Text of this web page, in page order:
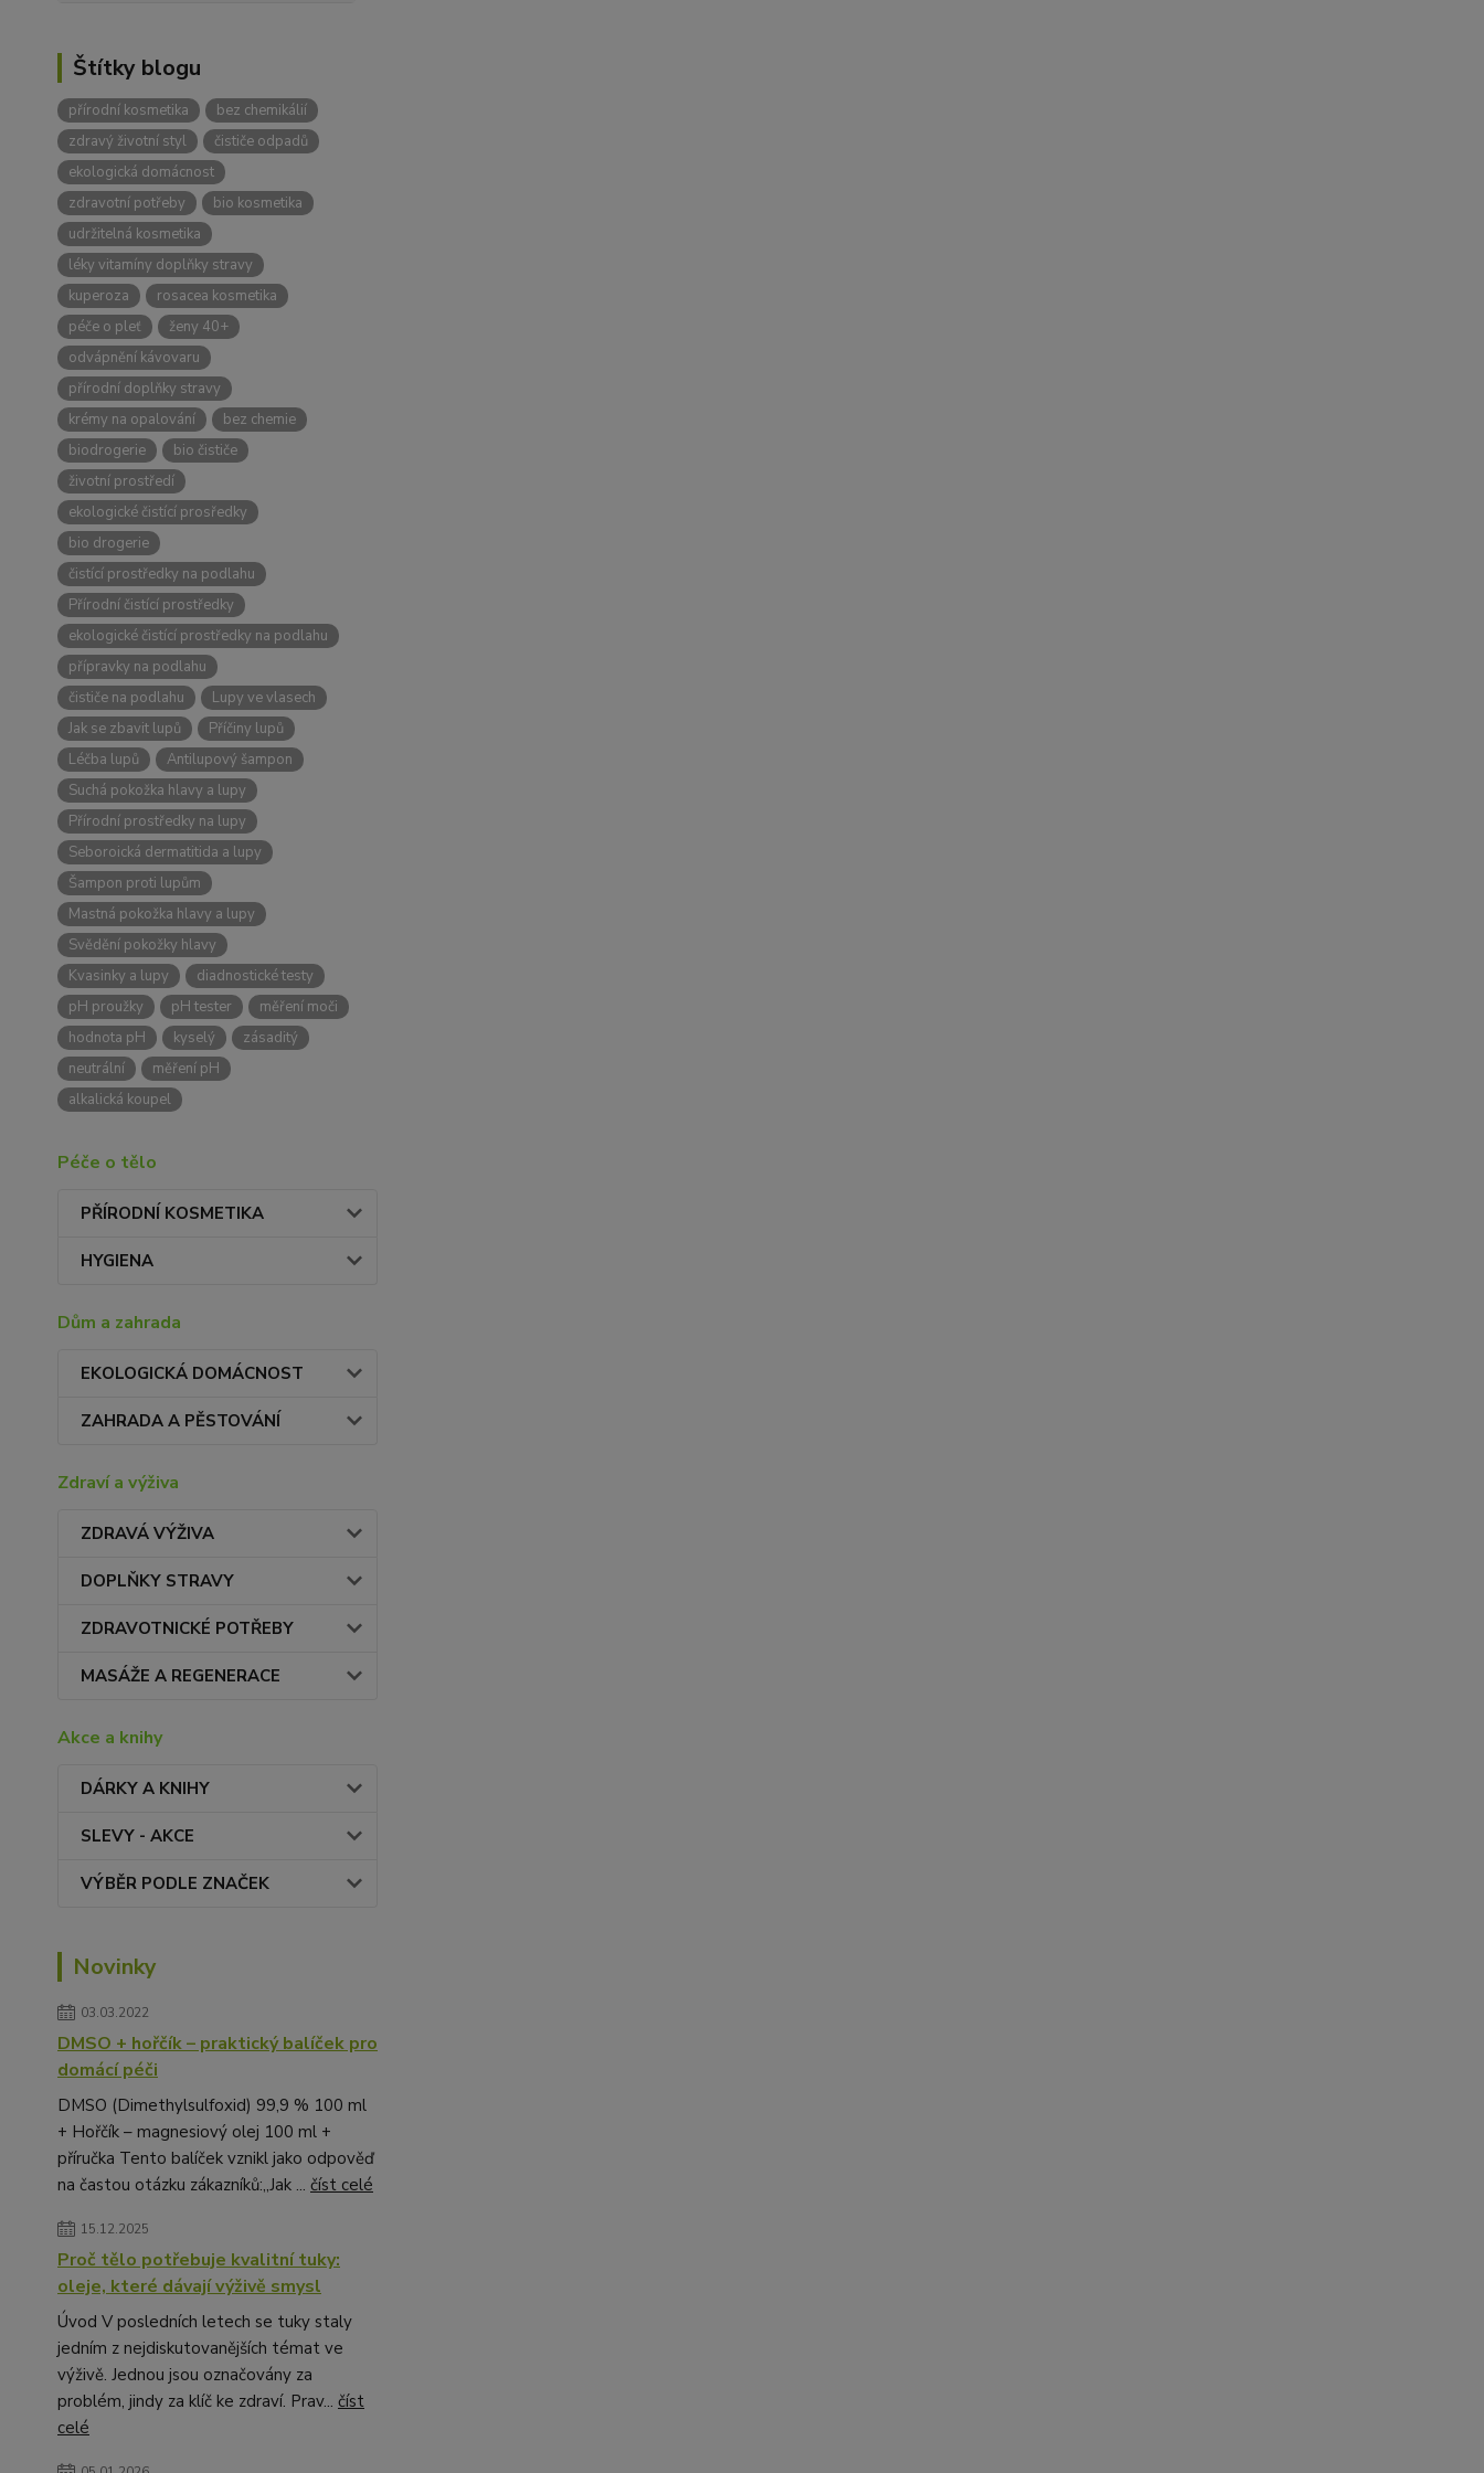
Štítky blogu
přírodní kosmetika
bez chemikálií
zdravý životní styl
čističe odpadů
ekologická domácnost
zdravotní potřeby
bio kosmetika
udržitelná kosmetika
léky vitamíny doplňky stravy
kuperoza
rosacea kosmetika
péče o pleť
ženy 40+
odvápnění kávovaru
přírodní doplňky stravy
krémy na opalování
bez chemie
biodrogerie
bio čističe
životní prostředí
ekologické čistící prosředky
bio drogerie
čistící prostředky na podlahu
Přírodní čistící prostředky
ekologické čistící prostředky na podlahu
přípravky na podlahu
čističe na podlahu
Lupy ve vlasech
Jak se zbavit lupů
Příčiny lupů
Léčba lupů
Antilupový šampon
Suchá pokožka hlavy a lupy
Přírodní prostředky na lupy
Seboroická dermatitida a lupy
Šampon proti lupům
Mastná pokožka hlavy a lupy
Svědění pokožky hlavy
Kvasinky a lupy
diadnostické testy
pH proužky
pH tester
měření moči
hodnota pH
kyselý
zásaditý
neutrální
měření pH
alkalická koupel
Péče o tělo
PŘÍRODNÍ KOSMETIKA
HYGIENA
Dům a zahrada
EKOLOGICKÁ DOMÁCNOST
ZAHRADA A PĚSTOVÁNÍ
Zdraví a výživa
ZDRAVÁ VÝŽIVA
DOPLŇKY STRAVY
ZDRAVOTNICKÉ POTŘEBY
MASÁŽE A REGENERACE
Akce a knihy
DÁRKY A KNIHY
SLEVY - AKCE
VÝBĚR PODLE ZNAČEK
Novinky
03.03.2022
DMSO + hořčík – praktický balíček pro
domácí péči
DMSO (Dimethylsulfoxid) 99,9 % 100 ml
+ Hořčík – magnesiový olej 100 ml +
příručka Tento balíček vznikl jako odpověď
na častou otázku zákazníků:„Jak ... číst celé
15.12.2025
Proč tělo potřebuje kvalitní tuky:
oleje, které dávají výživě smysl
Úvod V posledních letech se tuky staly
jedním z nejdiskutovanějších témat ve
výživě. Jednou jsou označovány za
problém, jindy za klíč ke zdraví. Prav... číst
celé